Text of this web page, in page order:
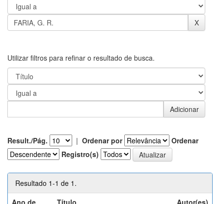
Utilizar filtros para refinar o resultado de busca.
Result./Pág. | Ordenar por
Ordenar
Registro(s)
Resultado 1-1 de 1.
Ano de
Título Autor(es)